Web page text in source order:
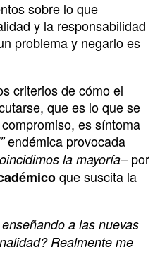
sobre lo que
y la responsabilidad
problema y negarlo es
criterios de cómo el
que es lo que se
es síntoma
endémica provocada
la mayoría– por
que suscita la
a las nuevas
Realmente me